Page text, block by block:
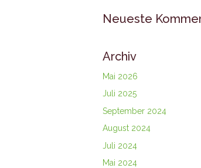
Neueste
Archiv
Mai 2026
Juli 2025
September 2024
August 2024
Juli 2024
Mai 2024